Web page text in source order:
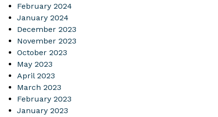
February 2024
January 2024
December 2023
November 2023
October 2023
May 2023
April 2023
March 2023
February 2023
January 2023